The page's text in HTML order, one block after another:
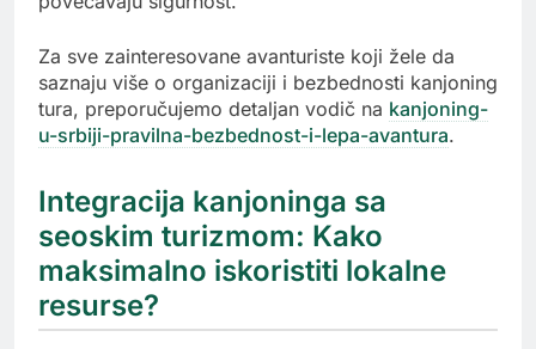
Za sve zainteresovane avanturiste koji žele da
saznaju više o organizaciji i bezbednosti kanjoning
tura, preporučujemo detaljan vodič na kanjoning-
u-srbiji-pravilna-bezbednost-i-lepa-avantura.
Integracija kanjoninga sa
seoskim turizmom: Kako
maksimalno iskoristiti lokalne
resurse?